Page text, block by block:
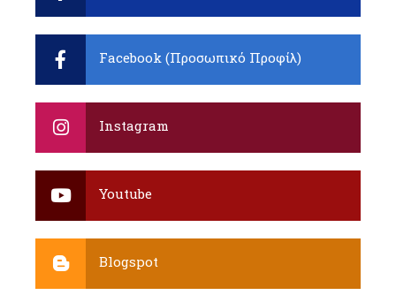
Facebook (Προσωπικό Προφίλ)
Instagram
Youtube
Blogspot